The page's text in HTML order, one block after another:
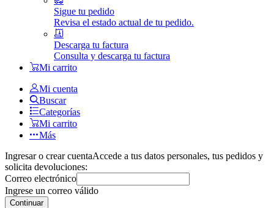
Sigue tu pedido
Revisa el estado actual de tu pedido.
Descarga tu factura
Consulta y descarga tu factura
Mi carrito
Mi cuenta
Buscar
Categorías
Mi carrito
Más
Ingresar o crear cuentaAccede a tus datos personales, tus pedidos y
solicita devoluciones:
Correo electrónico
Ingrese un correo válido
Continuar